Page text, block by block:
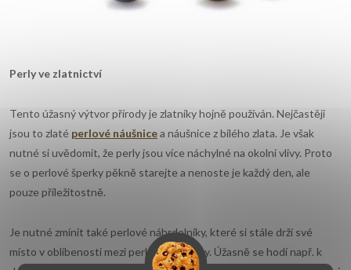
Perly ve zlatnictví
Tento úžasný výtvor přírody je zlatníky hojně používán. Nejčastěji
jsou to zlaté perlové náušnicea náušnice z bílého zlata. Je však
nutné si uvědomit, že perly jsou více náchylné na okolní vlivy. Proto
se o perlové šperky pěkně starejte a nenoste je každý den, ale
pouze příležitostně.
Je nutné zmínit také perlové náhrdelníky, které si stále drží své
místo v oblíbenosti mezi perlovými šperky. Úžasně se hodí např. k